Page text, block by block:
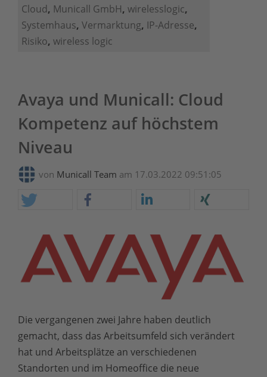
Cloud, Municall GmbH, wirelesslogic,
Systemhaus, Vermarktung, IP-Adresse,
Risiko, wireless logic
Avaya und Municall: Cloud
Kompetenz auf höchstem
Niveau
von Municall Team am 17.03.2022 09:51:05
Die vergangenen zwei Jahre haben deutlich
gemacht, dass das Arbeitsumfeld sich verändert
hat und Arbeitsplätze an verschiedenen
Standorten und im Homeoffice die neue